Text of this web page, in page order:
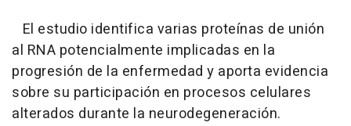
El estudio identifica varias proteínas de unión
al RNA potencialmente implicadas en la
progresión de la enfermedad y aporta evidencia
sobre su participación en procesos celulares
alterados durante la neurodegeneración.